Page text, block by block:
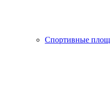
Спортивные